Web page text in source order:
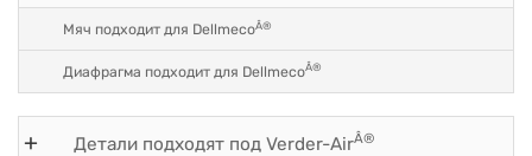
Мяч подходит для DellmecoÂ®
Диафрагма подходит для DellmecoÂ®
Детали подходят под Verder-AirÂ®